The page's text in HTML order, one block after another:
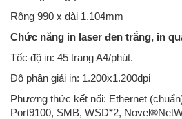
Rộng 990 x dài 1.104mm
Chức năng in laser đen trắng, in
Tốc độ in: 45 trang A4/phút.
Độ phân giải in: 1.200x1.200dpi
Phương thức kết nối: Ethernet
Port9100, SMB, WSD*2,